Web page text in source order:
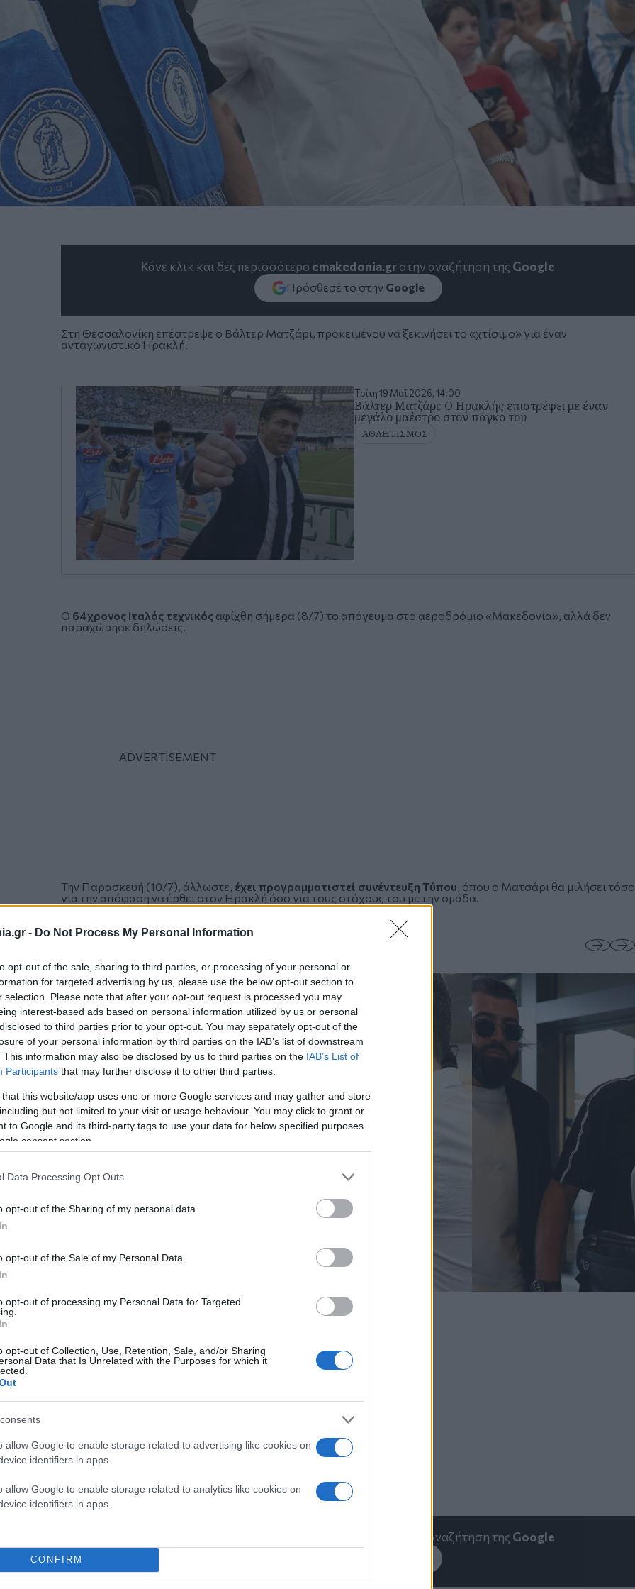
- Do Not Process My Personal Information
opt-out of the sale, sharing to third parties, or processing of your personal or
for targeted advertising by us, please use the below opt-out section to
selection. Please note that after your opt-out request is processed you may
interest-based ads based on personal information utilized by us or personal
to third parties prior to your opt-out. You may separately opt-out of the
of your personal information by third parties on the IAB’s list of downstream
This information may also be disclosed by us to third parties on the IAB’s List of
Participants that may further disclose it to other third parties.
that this website/app uses one or more Google services and may gather and store
but not limited to your visit or usage behaviour. You may click to grant or
to Google and its third-party tags to use your data for below specified purposes
consent section.
Data Processing Opt Outs
opt-out of the Sharing of my personal data.
opt-out of the Sale of my Personal Data.
opt-out of processing my Personal Data for Targeted
opt-out of Collection, Use, Retention, Sale, and/or Sharing
Data that Is Unrelated with the Purposes for which it
allow Google to enable storage related to advertising like cookies on
identifiers in apps.
allow Google to enable storage related to analytics like cookies on
identifiers in apps.
CONFIRM
Κάνε κλικ και δες περισσότερο emakedonia.grστην αναζήτηση της Google
Πρόσθεσέ το στην Google
Στη Θεσσαλονίκη επέστρεψε ο Βάλτερ Ματζάρι , προκειμένου να ξεκινήσει το «χτίσιμο» για έναν
ανταγωνιστικό Ηρακλή.
Τρίτη 19 Μαΐ 2026, 14:00
Βάλτερ Ματζάρι: Ο Ηρακλής επιστρέφει με έναν
μεγάλο μαέστρο στον πάγκο του
ΑΘΛΗΤΙΣΜΟΣ
Ο 64χρονος Ιταλός τεχνικός αφίχθη σήμερα (8/7) το απόγευμα στο αεροδρόμιο «Μακεδονία», αλλά δεν
παραχώρησε δηλώσεις.
Την Παρασκευή (10/7), άλλωστε, έχει προγραμματιστεί συνέντευξη Τύπου, όπου ο Ματσάρι θα μιλήσει τόσο
για την απόφαση να έρθει στον Ηρακλή όσο για τους στόχους του με την ομάδα.
στην αναζήτηση της Google